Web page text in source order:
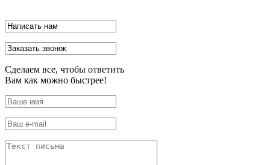
Сделаем все, чтобы ответить
Вам как можно быстрее!